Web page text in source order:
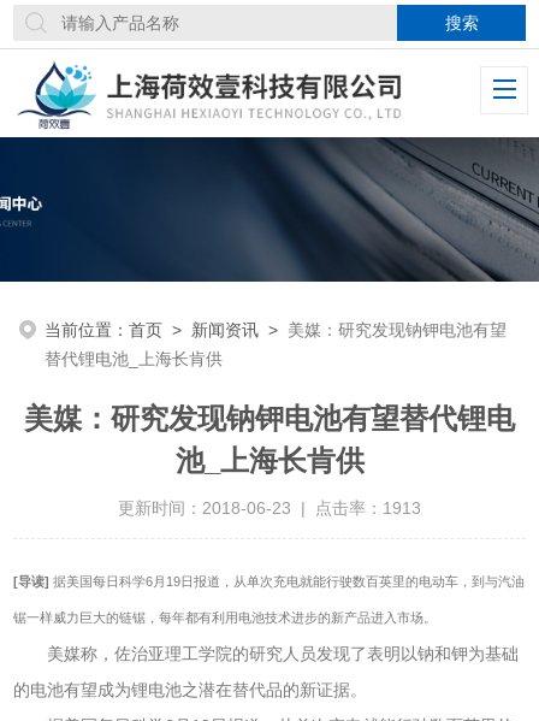
当前位置：首页 > 新闻资讯 > 美媒：研究发现钠钾电池有望
替代锂电池_上海长肯供
美媒：研究发现钠钾电池有望替代锂电
池_上海长肯供
更新时间：2018-06-23 | 点击率：1913
[导读] 据美国每日科学6月19日报道，从单次充电就能行驶数百英里的电动车，到与汽油
锯一样威力巨大的链锯，每年都有利用电池技术进步的新产品进入市场。
美媒称，佐治亚理工学院的研究人员发现了表明以钠和钾为基础
的电池有望成为锂电池之潜在替代品的新证据。